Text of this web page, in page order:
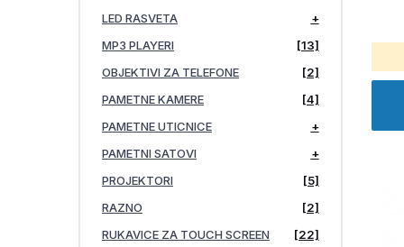
LED RASVETA
+
MP3 PLAYERI
[13]
OBJEKTIVI ZA TELEFONE
[2]
PAMETNE KAMERE
[4]
PAMETNE UTICNICE
+
PAMETNI SATOVI
+
PROJEKTORI
[5]
RAZNO
[2]
RUKAVICE ZA TOUCH SCREEN
[22]